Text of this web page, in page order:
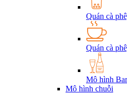
Quán cà
Quán cà
Mô hình
Mô hình chuỗi